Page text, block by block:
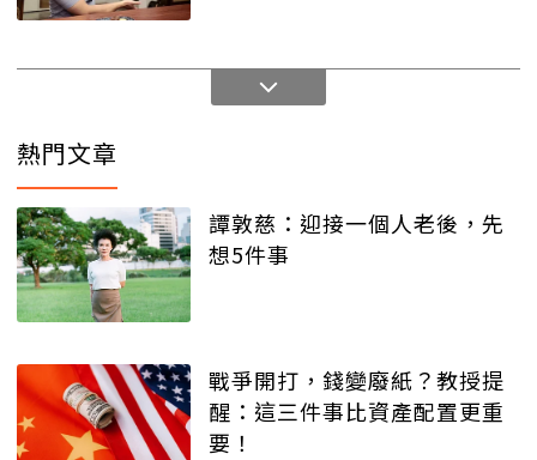
熱門文章
譚敦慈：迎接一個人老後，先
想5件事
戰爭開打，錢變廢紙？教授提
醒：這三件事比資產配置更重
要！